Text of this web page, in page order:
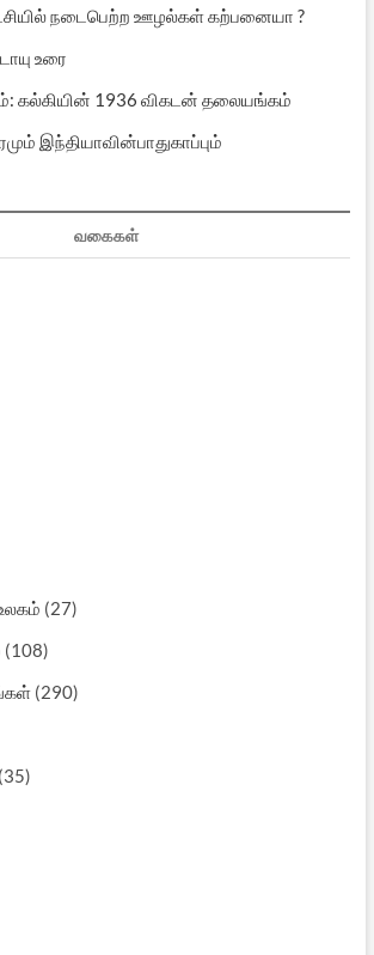
நடைபெற்ற ஊழல்கள் கற்பனையா ?
உரை
கல்கியின் 1936 விகடன் தலையங்கம்
இந்தியாவின்பாதுகாப்பும்
வகைகள்
(27)
(108)
(290)
(35)